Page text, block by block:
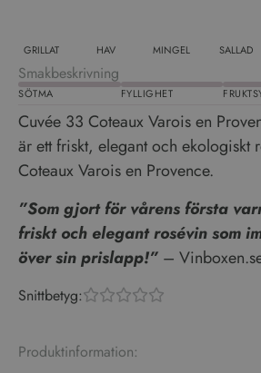
GRILLAT HAV MINGEL SALLAD
Smakbeskrivning
SÖTMA FYLLIGHET
Cuvée 33 Coteaux Varois en
är ett friskt, elegant och ekologiskt
Coteaux Varois en Provence.
”Som gjort för vårens första
friskt och elegant rosévin som
över sin prislapp!” –
Snittbetyg:
Produktinformation: